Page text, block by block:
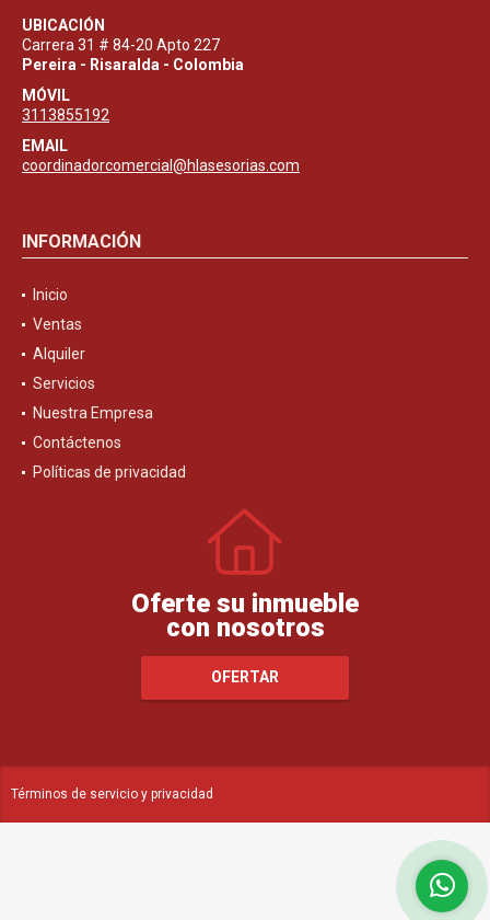
UBICACIÓN
Carrera 31 # 84-20 Apto 227
Pereira - Risaralda - Colombia
MÓVIL
3113855192
EMAIL
coordinadorcomercial@hlasesorias.com
INFORMACIÓN
Inicio
Ventas
Alquiler
Servicios
Nuestra Empresa
Contáctenos
Políticas de privacidad
Oferte su inmueble
con nosotros
OFERTAR
Términos de servicio y privacidad